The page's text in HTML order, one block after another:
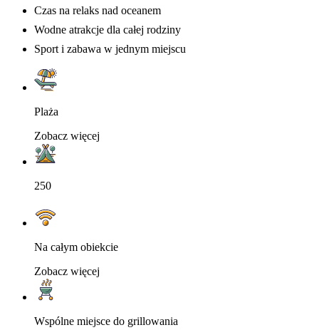
Czas na relaks nad oceanem
Wodne atrakcje dla całej rodziny
Sport i zabawa w jednym miejscu
Plaża
Zobacz więcej
250
Na całym obiekcie
Zobacz więcej
Wspólne miejsce do grillowania